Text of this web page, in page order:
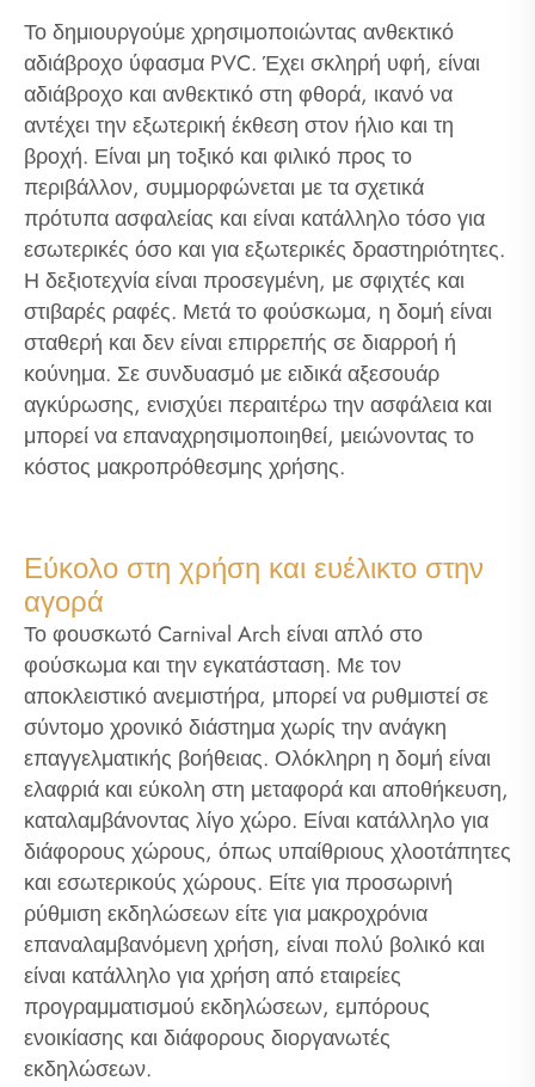
Το δημιουργούμε χρησιμοποιώντας ανθεκτικό
αδιάβροχο ύφασμα PVC. Έχει σκληρή υφή, είναι
αδιάβροχο και ανθεκτικό στη φθορά, ικανό να
αντέχει την εξωτερική έκθεση στον ήλιο και τη
βροχή. Είναι μη τοξικό και φιλικό προς το
περιβάλλον, συμμορφώνεται με τα σχετικά
πρότυπα ασφαλείας και είναι κατάλληλο τόσο για
εσωτερικές όσο και για εξωτερικές δραστηριότητες.
Η δεξιοτεχνία είναι προσεγμένη, με σφιχτές και
στιβαρές ραφές. Μετά το φούσκωμα, η δομή είναι
σταθερή και δεν είναι επιρρεπής σε διαρροή ή
κούνημα. Σε συνδυασμό με ειδικά αξεσουάρ
αγκύρωσης, ενισχύει περαιτέρω την ασφάλεια και
μπορεί να επαναχρησιμοποιηθεί, μειώνοντας το
κόστος μακροπρόθεσμης χρήσης.
Εύκολο στη χρήση και ευέλικτο στην
αγορά
Το φουσκωτό Carnival Arch είναι απλό στο
φούσκωμα και την εγκατάσταση. Με τον
αποκλειστικό ανεμιστήρα, μπορεί να ρυθμιστεί σε
σύντομο χρονικό διάστημα χωρίς την ανάγκη
επαγγελματικής βοήθειας. Ολόκληρη η δομή είναι
ελαφριά και εύκολη στη μεταφορά και αποθήκευση,
καταλαμβάνοντας λίγο χώρο. Είναι κατάλληλο για
διάφορους χώρους, όπως υπαίθριους χλοοτάπητες
και εσωτερικούς χώρους. Είτε για προσωρινή
ρύθμιση εκδηλώσεων είτε για μακροχρόνια
επαναλαμβανόμενη χρήση, είναι πολύ βολικό και
είναι κατάλληλο για χρήση από εταιρείες
προγραμματισμού εκδηλώσεων, εμπόρους
ενοικίασης και διάφορους διοργανωτές
εκδηλώσεων.